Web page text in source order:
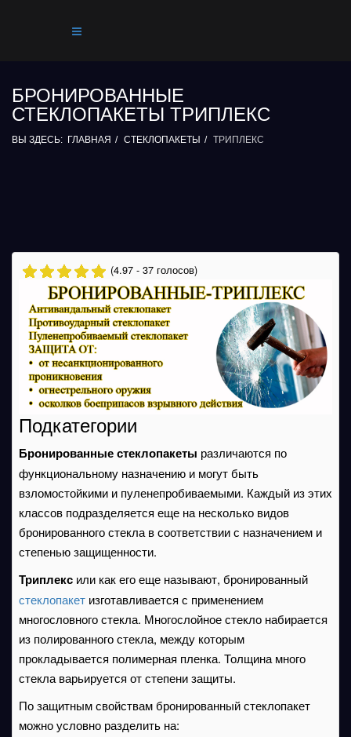
БРОНИРОВАННЫЕ
СТЕКЛОПАКЕТЫ ТРИПЛЕКС
ВЫ ЗДЕСЬ: ГЛАВНАЯ СТЕКЛОПАКЕТЫ ТРИПЛЕКС
(4.97 - 37 голосов)
Подкатегории
Бронированные стеклопакеты различаются по
функциональному назначению и могут быть
взломостойкими и пуленепробиваемыми. Каждый из этих
классов подразделяется еще на несколько видов
бронированного стекла в соответствии с назначением и
степенью защищенности.
Триплекс или как его еще называют, бронированный
стеклопакет изготавливается с применением
многословного стекла. Многослойное стекло набирается
из полированного стекла, между которым
прокладывается полимерная пленка. Толщина много
стекла варьируется от степени защиты.
По защитным свойствам бронированный стеклопакет
можно условно разделить на: